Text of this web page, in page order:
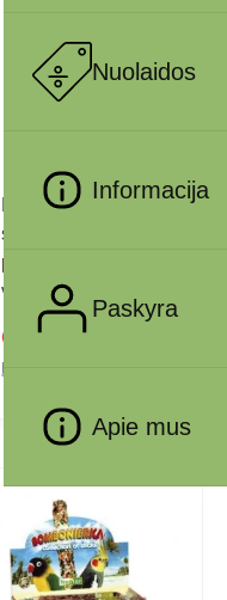
Nuolaidos
Informacija
Paskyra
Apie mus
Biscuit Fruit
sausainiai
paukščiams su
vaisiais 30 g
1.30